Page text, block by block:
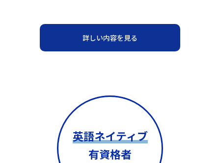
詳しい内容を見る
英語ネイティブ
有資格者